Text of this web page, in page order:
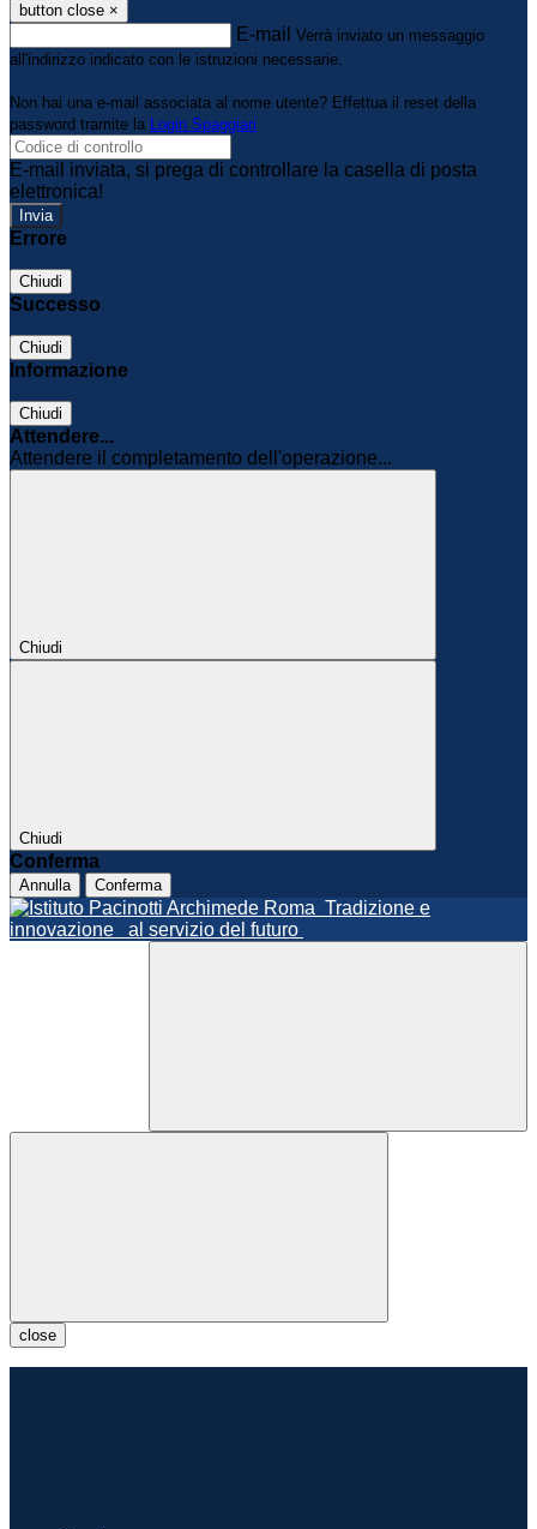
button close ×
E-mail Verrà inviato un messaggio
all'indirizzo indicato con le istruzioni necessarie.
Non hai una e-mail associata al nome utente? Effettua il reset della
password tramite la Login Spaggiari
E-mail inviata, si prega di controllare la casella di posta
elettronica!
Errore
Chiudi
Successo
Chiudi
Informazione
Chiudi
Attendere...
Attendere il completamento dell'operazione...
Chiudi
Chiudi
Conferma
Annulla Conferma
Roma Tradizione e
innovazione
al servizio del futuro
close